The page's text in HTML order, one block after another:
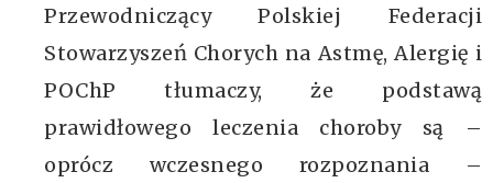
Przewodniczący Polskiej Federacji
Stowarzyszeń Chorych na Astmę, Alergię i
POChP tłumaczy, że podstawą
prawidłowego leczenia choroby są –
oprócz wczesnego rozpoznania –